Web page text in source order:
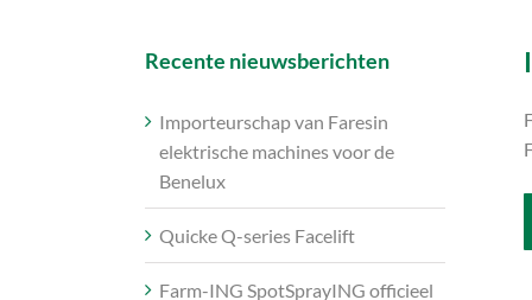
Recente nieuwsberichten
Importeurschap van Faresin
elektrische machines voor de
Benelux
Quicke Q-series Facelift
Farm-ING SpotSprayING officieel